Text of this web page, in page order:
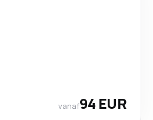
vanaf94 EUR